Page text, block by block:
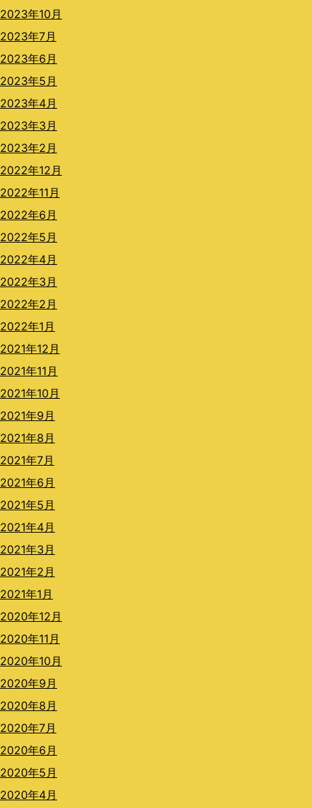
2023年10月
2023年7月
2023年6月
2023年5月
2023年4月
2023年3月
2023年2月
2022年12月
2022年11月
2022年6月
2022年5月
2022年4月
2022年3月
2022年2月
2022年1月
2021年12月
2021年11月
2021年10月
2021年9月
2021年8月
2021年7月
2021年6月
2021年5月
2021年4月
2021年3月
2021年2月
2021年1月
2020年12月
2020年11月
2020年10月
2020年9月
2020年8月
2020年7月
2020年6月
2020年5月
2020年4月